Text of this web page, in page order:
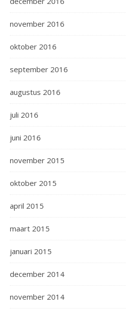
november 2016
oktober 2016
september 2016
augustus 2016
juli 2016
juni 2016
november 2015
oktober 2015
april 2015
maart 2015
januari 2015
december 2014
november 2014